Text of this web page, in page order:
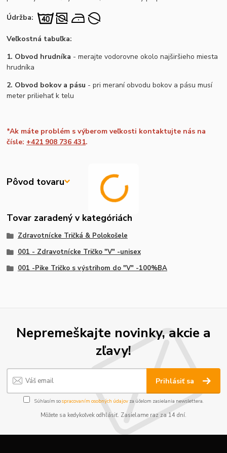
Údržba:
Veľkostná tabuľka:
1. Obvod hrudníka - merajte vodorovne okolo najširšieho miesta
hrudníka
2. Obvod bokov a pásu - pri meraní obvodu bokov a pásu musí
meter priliehať k telu
*Ak máte problém s výberom veľkosti kontaktujte nás na
čísle: +421 908 736 431.
Pôvod tovaru
Tovar zaradený v kategóriách
Zdravotnícke Tričká & Polokošele
001 - Zdravotnícke Tričko "V" -unisex
001 -Pike Tričko s výstrihom do "V" -100%BA
Nepremeškajte novinky, akcie a
zľavy!
Prihlásiť sa
Súhlasím sospracovaním osobných údajov za účelom zasielania newslettera.
Môžete sa kedykoľvek odhlásiť. Zasielame raz za 14 dní.